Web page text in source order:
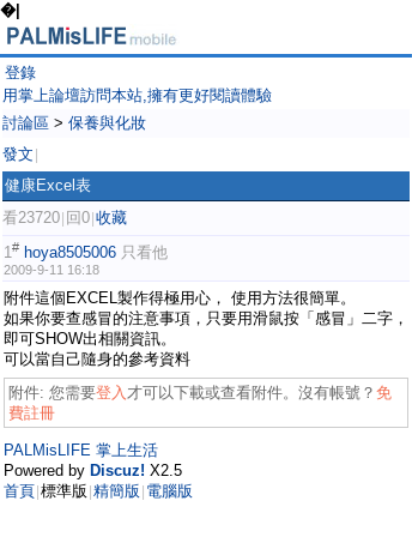
�|
登錄
用掌上論壇訪問本站,擁有更好閱讀體驗
討論區 > 保養與化妝
發文
健康Excel表
看23720 回0 收藏
1# hoya8505006 只看他
2009-9-11 16:18
附件這個EXCEL製作得極用心， 使用方法很簡單。
如果你要查感冒的注意事項，只要用滑鼠按「感冒」二字，
即可SHOW出相關資訊。
可以當自己隨身的參考資料
附件: 您需要登入才可以下載或查看附件。沒有帳號？ 免
費註冊
PALMisLIFE 掌上生活
Powered by Discuz! X2.5
首頁 標準版 精簡版 電腦版